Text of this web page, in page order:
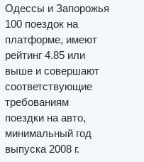
Одессы и Запорожья
100 поездок на
платформе, имеют
рейтинг 4.85 или
выше и совершают
соответствующие
требованиям
поездки на авто,
минимальный год
выпуска 2008 г.